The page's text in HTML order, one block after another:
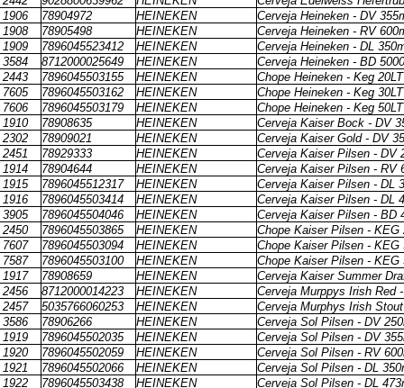
1906
78904972 HEINEKEN
Cerveja Heineken - DV
1908
78905498 HEINEKEN
Cerveja Heineken - RV
1909
7896045523412 HEINEKEN
Cerveja Heineken - DL
3584
8712000025649 HEINEKEN
Cerveja Heineken - BD
2443
7896045503155 HEINEKEN
Chope Heineken - Keg
7605
7896045503162 HEINEKEN
Chope Heineken - Keg
7606
7896045503179 HEINEKEN
Chope Heineken - Keg
1910
78908635 HEINEKEN
Cerveja Kaiser Bock - DV
2302
78909021 HEINEKEN
Cerveja Kaiser Gold - DV
2451
78929333 HEINEKEN
Cerveja Kaiser Pilsen - DV
1914
78904644 HEINEKEN
Cerveja Kaiser Pilsen - RV
1915
7896045512317 HEINEKEN
Cerveja Kaiser Pilsen - DL
1916
7896045503414 HEINEKEN
Cerveja Kaiser Pilsen - DL
3905
7896045504046 HEINEKEN
Cerveja Kaiser Pilsen - BD
2450
7896045503865 HEINEKEN
Chope Kaiser Pilsen - KEG
7607
7896045503094 HEINEKEN
Chope Kaiser Pilsen - KEG
7587
7896045503100 HEINEKEN
Chope Kaiser Pilsen - KEG
1917
78908659 HEINEKEN
Cerveja Kaiser Summer
2456
8712000014223 HEINEKEN
Cerveja Murppys Irish Red
2457
5035766060253 HEINEKEN
Cerveja Murphys Irish
3586
78906266 HEINEKEN
Cerveja Sol Pilsen - DV
1919
7896045502035 HEINEKEN
Cerveja Sol Pilsen - DV
1920
7896045502059 HEINEKEN
Cerveja Sol Pilsen - RV
1921
7896045502066 HEINEKEN
Cerveja Sol Pilsen - DL
1922
7896045503438 HEINEKEN
Cerveja Sol Pilsen - DL